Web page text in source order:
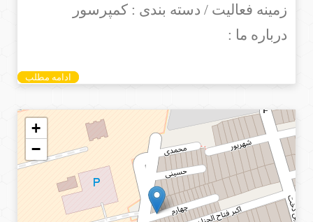
زمینه فعالیت / دسته بندی : کمپرسور
درباره ما :
ادامه مطلب
+
−